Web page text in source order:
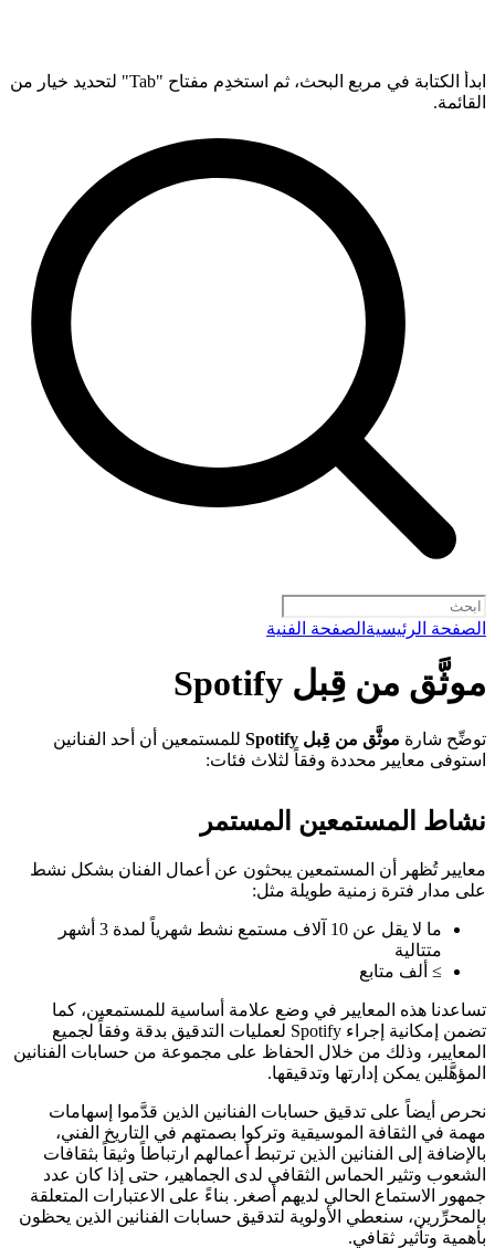
ابدأ الكتابة في مربع البحث، ثم استخدِم مفتاح "Tab" لتحديد خيار من
القائمة.
الصفحة الرئيسية الصفحة الفنية
موثَّق من قِبل Spotify
توضِّح شارة موثَّق من قِبل Spotify
للمستمعين أن أحد الفنانين
استوفى معايير محددة وفقاً لثلاث فئات:
نشاط المستمعين المستمر
معايير تُظهر أن المستمعين يبحثون عن أعمال الفنان بشكل نشط
على مدار فترة زمنية طويلة مثل:
ما لا يقل عن 10 آلاف مستمع نشط شهرياً لمدة 3 أشهر
متتالية
≥ ألف متابع
تساعدنا هذه المعايير في وضع علامة أساسية للمستمعين، كما
تضمن إمكانية إجراء Spotify لعمليات التدقيق بدقة وفقاً لجميع
المعايير، وذلك من خلال الحفاظ على مجموعة من حسابات الفنانين
المؤهَّلين يمكن إدارتها وتدقيقها.
نحرص أيضاً على تدقيق حسابات الفنانين الذين قدَّموا إسهامات
مهمة في الثقافة الموسيقية وتركوا بصمتهم في التاريخ الفني،
بالإضافة إلى الفنانين الذين ترتبط أعمالهم ارتباطاً وثيقاً بثقافات
الشعوب وتثير الحماس الثقافي لدى الجماهير، حتى إذا كان عدد
جمهور الاستماع الحالي لديهم أصغر. بناءً على الاعتبارات المتعلقة
بالمحرِّرين، سنعطي الأولوية لتدقيق حسابات الفنانين الذين يحظون
بأهمية وتأثير ثقافي.